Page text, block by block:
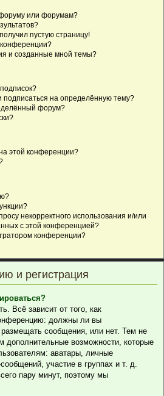
или форумам?
пустую страницу!
конференции?
и созданные мной темы?
подписаться на определённую тему?
форум?
этой конференции?
некорректного использования и/или
с этой конференцией?
конференции?
и регистрация
Всё зависит от того, как
должны ли вы
размещать сообщения, или нет. Тем не
дополнительные возможности, которые
аватары, личные
участие в группах и т. д.
пару минут, поэтому мы